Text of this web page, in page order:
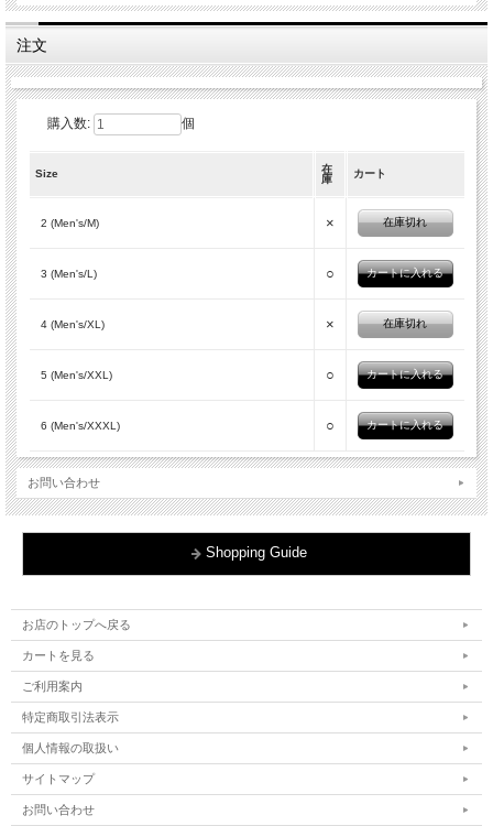
注文
購入数: 個
Size
在
庫
カート
2 (Men's/M) × 在庫切れ
3 (Men's/L) ○
4 (Men's/XL) × 在庫切れ
5 (Men's/XXL) ○
6 (Men's/XXXL) ○
お問い合わせ
Shopping Guide
お店のトップへ戻る
カートを見る
ご利用案内
特定商取引法表示
個人情報の取扱い
サイトマップ
お問い合わせ